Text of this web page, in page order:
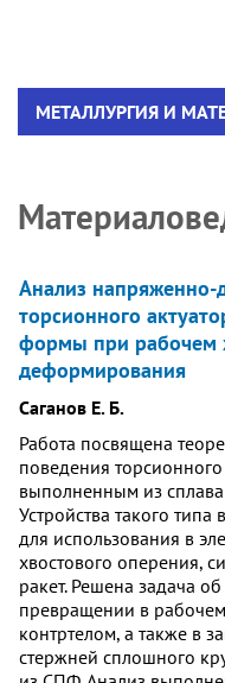
МЕТАЛЛУРГИЯ И
Анализ напряженно-
торсионного
формы при рабочем
деформирования
Саганов Е. Б.
Работа посвящена
поведения
выполненным из
Устройства такого
для использования в
хвостового оперения,
ракет. Решена задача
превращении в рабочем
контртелом, а также в
стержней сплошного